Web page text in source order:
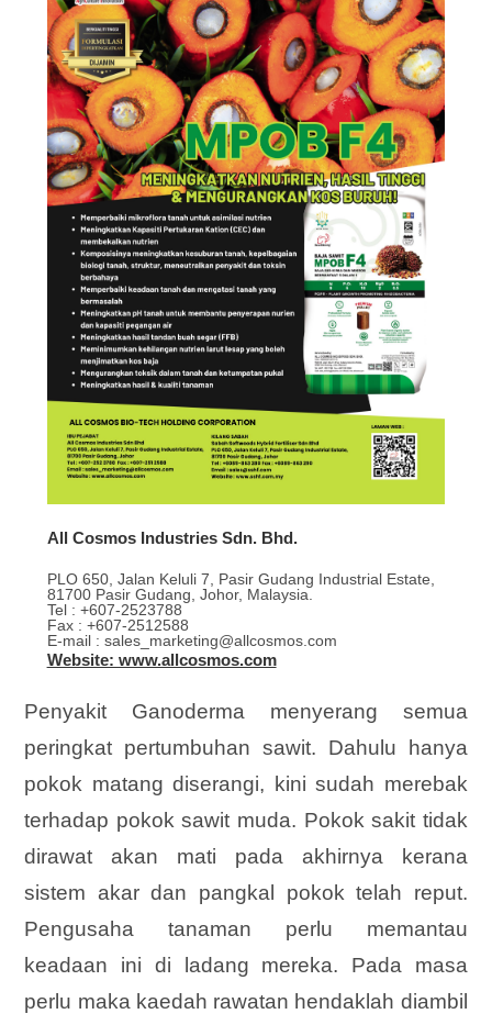
All Cosmos Industries Sdn. Bhd.
PLO 650, Jalan Keluli 7, Pasir Gudang Industrial Estate,
81700 Pasir Gudang, Johor, Malaysia.
Tel : +607-2523788
Fax : +607-2512588
E-mail : sales_marketing@allcosmos.com
Website: www.allcosmos.com
Penyakit Ganoderma menyerang semua
peringkat pertumbuhan sawit. Dahulu hanya
pokok matang diserangi, kini sudah merebak
terhadap pokok sawit muda. Pokok sakit tidak
dirawat akan mati pada akhirnya kerana
sistem akar dan pangkal pokok telah reput.
Pengusaha tanaman perlu memantau
keadaan ini di ladang mereka. Pada masa
perlu maka kaedah rawatan hendaklah diambil